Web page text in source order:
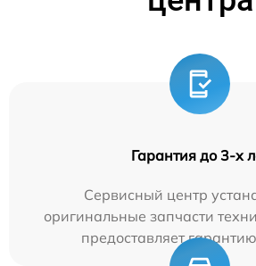
Гарантия до 3-х
Сервисный центр
оригинальные запчасти
предоставляет